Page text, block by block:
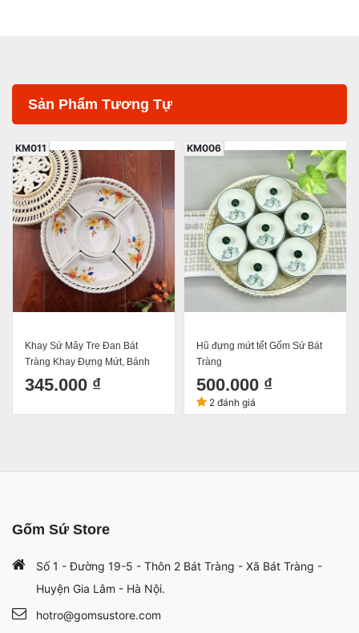
Sản Phẩm Tương Tự
Khay Sứ Mây Tre Đan Bát
Tràng Khay Đựng Mứt, Bánh
Kẹo Tết
345.000 ₫
KM011
Hũ đựng mứt tết Gốm Sứ Bát
Tràng
500.000 ₫
KM006
2 đánh giá
Gốm Sứ Store
Số 1 - Đường 19-5 - Thôn 2 Bát Tràng - Xã Bát Tràng -
Huyện Gia Lâm - Hà Nội.
hotro@gomsustore.com